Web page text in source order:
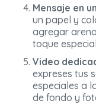
Mensaje en
un papel y
agregar
toque
Video
expreses tus
especiales a
de fondo y